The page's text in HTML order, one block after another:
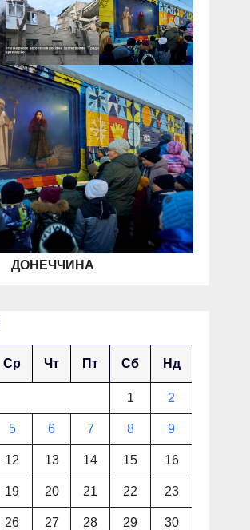
ДОНЕЧЧИНА
Ср Чт Пт Сб Нд
1 2
5 6 7 8 9
12 13 14 15 16
19 20 21 22 23
26 27 28 29 30